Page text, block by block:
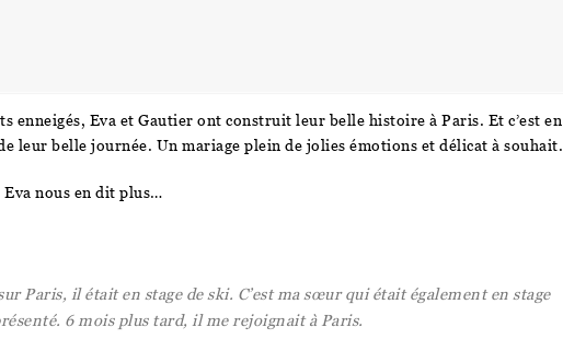
enneigés, Eva et Gautier ont construit leur belle histoire à Paris. Et c’est en
leur belle journée. Un mariage plein de jolies émotions et délicat à souhait.
Eva nous en dit plus…
Paris, il était en stage de ski. C’est ma sœur qui était également en stage
6 mois plus tard, il me rejoignait à Paris.